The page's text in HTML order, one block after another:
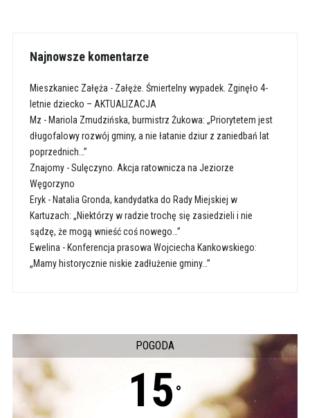
Najnowsze komentarze
Mieszkaniec Załęża - Załęże. Śmiertelny wypadek. Zginęło 4-
letnie dziecko – AKTUALIZACJA
Mz - Mariola Zmudzińska, burmistrz Żukowa: „Priorytetem jest
długofalowy rozwój gminy, a nie łatanie dziur z zaniedbań lat
poprzednich…”
Znajomy-Sulęczyno. Akcja ratownicza na Jeziorze
Węgorzyno
Eryk- Natalia Gronda, kandydatka do Rady Miejskiej w
Kartuzach: „Niektórzy w radzie trochę się zasiedzieli i nie
sądzę, że mogą wnieść coś nowego…”
Ewelina - Konferencja prasowa Wojciecha Kankowskiego:
„Mamy historycznie niskie zadłużenie gminy…”
POGODA
15 °